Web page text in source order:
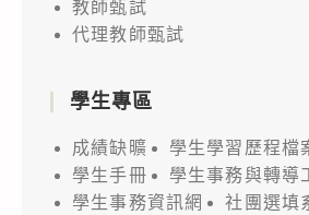
教師甄試
代理教師甄試
學生專區
成績缺曠
學生學習歷程檔
學生手冊
學生事務與轉導
學生事務資訊網
社團選填